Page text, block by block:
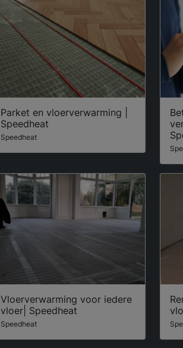
Parket en vloerverwarming |
Speedheat
Speedheat
Vloerverwarming voor iedere
vloer| Speedheat
Speedheat